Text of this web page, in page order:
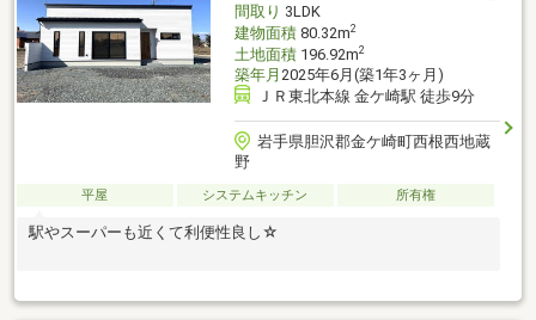
間取り 3LDK
建物面積80.32m2
土地面積196.92m2
築年月 2025年6月(築1年3ヶ月)
ＪＲ東北本線 金ケ崎駅 徒歩9分
岩手県胆沢郡金ケ崎町西根西地蔵
野
平屋 システムキッチン 所有権
駅やスーパーも近くて利便性良し☆